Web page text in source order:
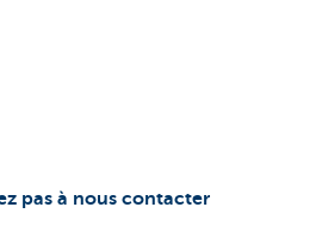
pas à nous contacter